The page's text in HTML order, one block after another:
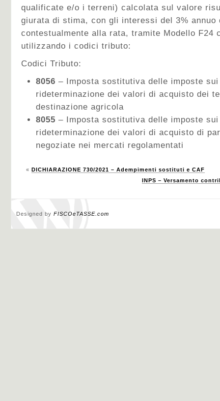
qualificate e/o i terreni) calcolata sul valore
giurata di stima, con gli interessi del 3% annuo
contestualmente alla rata, tramite Modello F24
utilizzando i codici tributo:
Codici Tributo:
8056 – Imposta sostitutiva delle imposte
rideterminazione dei valori di acquisto dei
destinazione agricola
8055 – Imposta sostitutiva delle imposte
rideterminazione dei valori di acquisto di
negoziate nei mercati regolamentati
« DICHIARAZIONE 730/2021 – Adempimenti sostituti e CAF
INPS – Versamento
Designed by FISCOeTASSE.com